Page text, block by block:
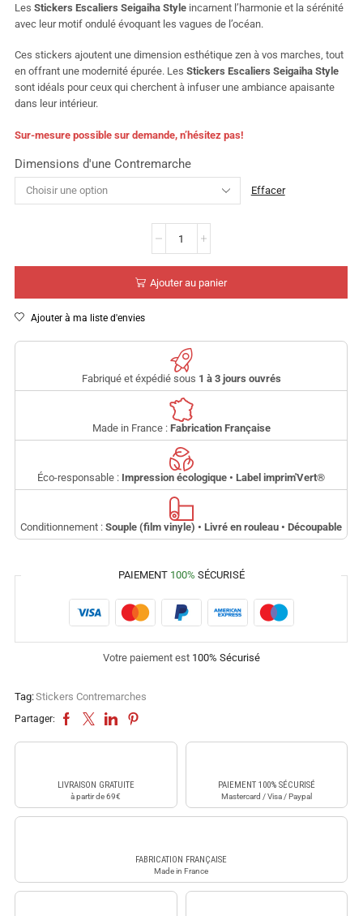
Les Stickers Escaliers Seigaiha Style incarnent l’harmonie et la sérénité
avec leur motif ondulé évoquant les vagues de l’océan.
Ces stickers ajoutent une dimension esthétique zen à vos marches, tout
en offrant une modernité épurée. Les Stickers Escaliers Seigaiha Style
sont idéals pour ceux qui cherchent à infuser une ambiance apaisante
dans leur intérieur.
Sur-mesure possible sur demande, n’hésitez pas!
Dimensions d'une Contremarche
Effacer
Ajouter au panier
Ajouter à ma liste d'envies
Fabriqué et éxpédié sous 1 à 3 jours ouvrés
Made in France : Fabrication Française
Éco-responsable : Impression écologique • Label imprim'Vert®
Conditionnement : Souple (film vinyle) • Livré en rouleau • Découpable
PAIEMENT 100% SÉCURISÉ
Votre paiement est 100% Sécurisé
Tag:Stickers Contremarches
Partager:
LIVRAISON GRATUITE
à partir de 69€
PAIEMENT 100% SÉCURISÉ
Mastercard / Visa / Paypal
FABRICATION FRANÇAISE
Made in France